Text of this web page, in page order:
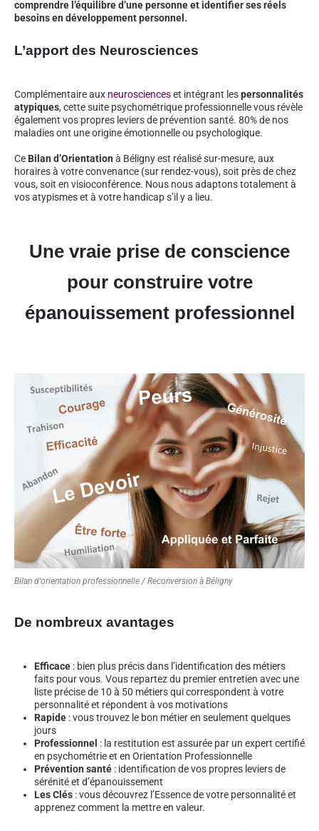
comprendre l’équilibre d’une personne et identifier ses réels
besoins en développement personnel.
L’apport des Neurosciences
Complémentaire aux neuroscienceset intégrant lespersonnalités
atypiques, cette suite psychométrique professionnelle vous révèle
également vos propres leviers de prévention santé. 80% de nos
maladies ont une origine émotionnelle ou psychologique.
Ce Bilan d’Orientation à Béligny est réalisé sur-mesure, aux
horaires à votre convenance (sur rendez-vous), soit près de chez
vous, soit en visioconférence. Nous nous adaptons totalement à
vos atypismes et à votre handicap s’il y a lieu.
Une vraie prise de conscience
pour construire votre
épanouissement professionnel
Bilan d'orientation professionnelle / Reconversion à Béligny
De nombreux avantages
Efficace : bien plus précis dans l’identification des métiers
faits pour vous. Vous repartez du premier entretien avec une
liste précise de 10 à 50 métiers qui correspondent à votre
personnalité et répondent à vos motivations
Rapide : vous trouvez le bon métier en seulement quelques
jours
Professionnel : la restitution est assurée par un expert certifié
en psychométrie et en Orientation Professionnelle
Prévention santé : identification de vos propres leviers de
sérénité et d’épanouissement
Les Clés : vous découvrez l’Essence de votre personnalité et
apprenez comment la mettre en valeur.